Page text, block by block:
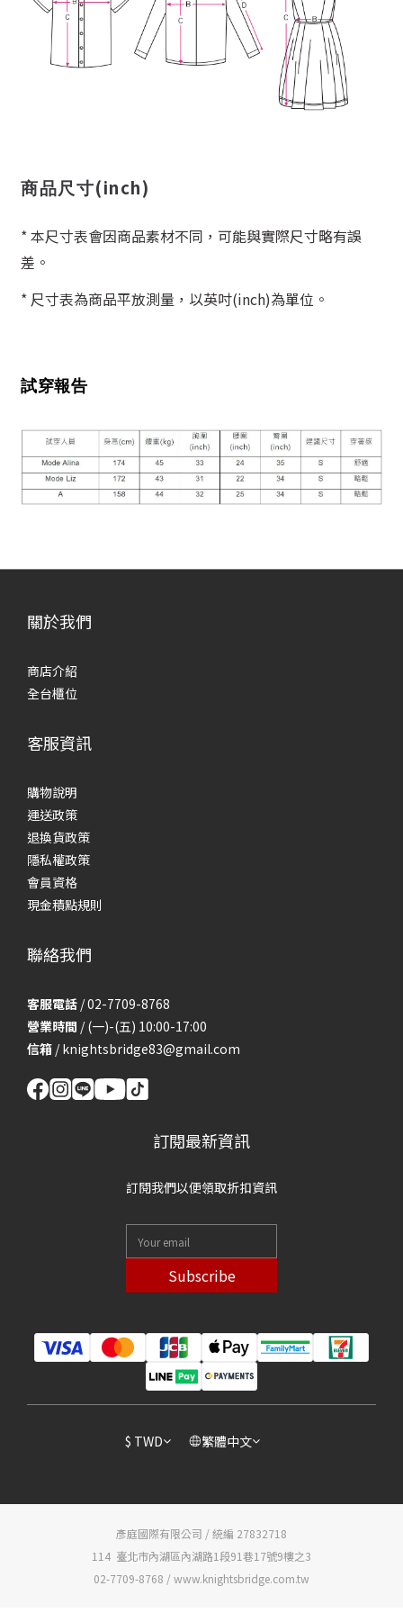
商品尺寸(inch)
* 本尺寸表會因商品素材不同，可能與實際尺寸略有誤
差。
* 尺寸表為商品平放測量，以英吋(inch)為單位。
試穿報告
關於我們
商店介紹
全台櫃位
客服資訊
購物說明
運送政策
退換貨政策
隱私權政策
會員資格
現金積點規則
聯絡我們
客服電話 / 02-7709-8768
營業時間 / (一)-(五) 10:00-17:00
信箱 /knightsbridge83@gmail.com
訂閱最新資訊
訂閱我們以便領取折扣資訊
Subscribe
$ TWD 繁體中文
彥庭國際有限公司 / 統編 27832718
114 臺北市內湖區內湖路1段91巷17號9樓之3
02-7709-8768 / www.knightsbridge.com.tw